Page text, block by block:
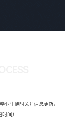
业生随时关注信息更新，
间）